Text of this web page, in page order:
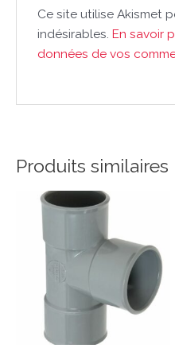
Ce site utilise Akismet
indésirables. En savoir
données de vos
Produits similaires